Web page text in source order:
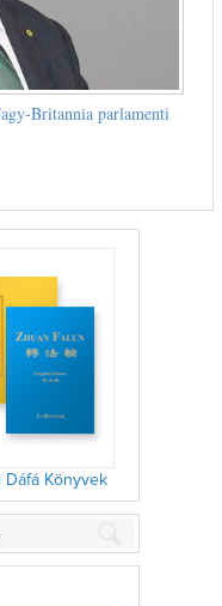
Britannia parlamenti
Dáfá Könyvek